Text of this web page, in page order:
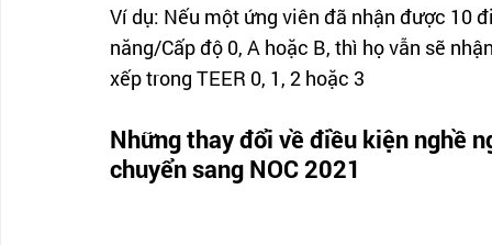
Ví dụ: Nếu một ứng viên đã nhận được 10
năng/Cấp độ 0, A hoặc B, thì họ vẫn sẽ
xếp trong TEER 0, 1, 2 hoặc 3
Những thay đổi về điều kiện nghề
chuyển sang NOC 2021